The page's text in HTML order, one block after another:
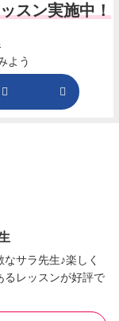
スン実施中！
よう
なサラ先生♪楽しく
るレッスンが好評で